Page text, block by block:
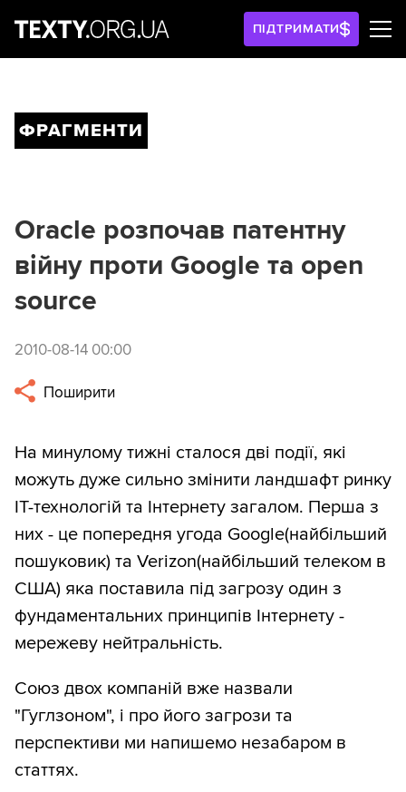
ПІДТРИМАТИ
ФРАГМЕНТИ
Oracle розпочав патентну
війну проти Google та open
source
2010-08-14 00:00
Поширити
На минулому тижні сталося дві події, які
можуть дуже сильно змінити ландшафт ринку
ІТ-технологій та Інтернету загалом. Перша з
них - це попередня угода Google(найбільший
пошуковик) та Verizon(найбільший телеком в
США) яка поставила під загрозу один з
фундаментальних принципів Інтернету -
мережеву нейтральність.
Союз двох компаній вже назвали
"Гуглзоном", і про його загрози та
перспективи ми напишемо незабаром в
статтях.